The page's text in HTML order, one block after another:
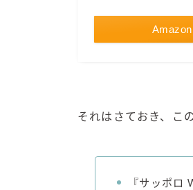
Amazon
それはさておき、こ
『サッポロ